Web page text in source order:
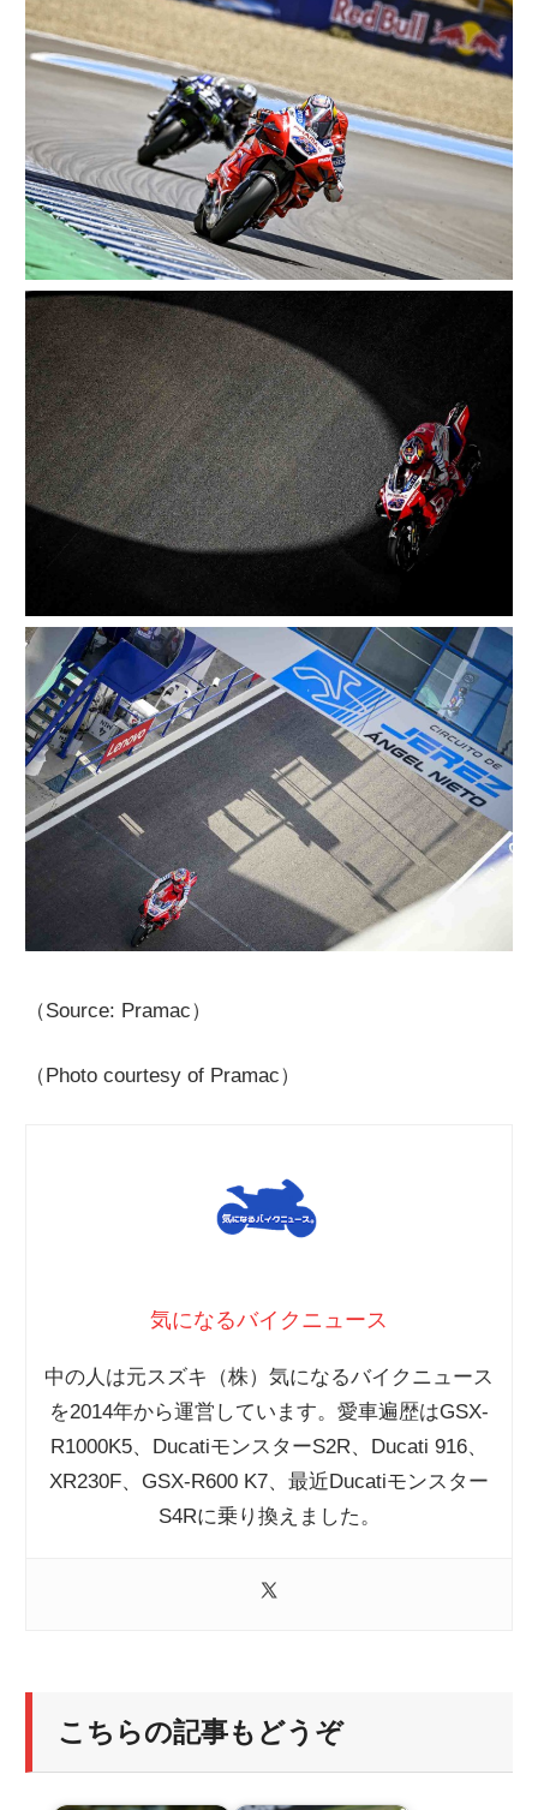
（Source: Pramac）
（Photo courtesy of Pramac）
気になるバイクニュース
中の人は元スズキ（株）気になるバイクニュース
を2014年から運営しています。愛車遍歴はGSX-
R1000K5、DucatiモンスターS2R、Ducati 916、
XR230F、GSX-R600 K7、最近Ducatiモンスター
S4Rに乗り換えました。
こちらの記事もどうぞ